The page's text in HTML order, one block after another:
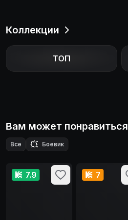
Коллекции
ТОП
Вам может понравиться
Все 💥 Боевик
7.9 7